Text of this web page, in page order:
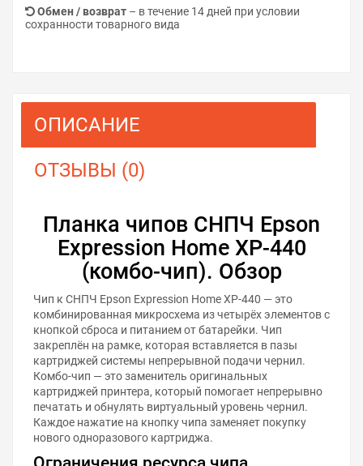
Обмен / возврат – в течение 14 дней при условии
сохранности товарного вида
ОПИСАНИЕ
ОТЗЫВЫ (0)
Планка чипов СНПЧ Epson
Expression Home XP-440
(комбо-чип). Обзор
Чип к СНПЧ Epson Expression Home XP-440 — это
комбинированная микросхема из четырёх элементов с
кнопкой сброса и питанием от батарейки. Чип
закреплён на рамке, которая вставляется в пазы
картриджей системы непрерывной подачи чернил.
Комбо-чип — это заменитель оригинальных
картриджей принтера, который помогает непрерывно
печатать и обнулять виртуальный уровень чернил.
Каждое нажатие на кнопку чипа заменяет покупку
нового одноразового картриджа.